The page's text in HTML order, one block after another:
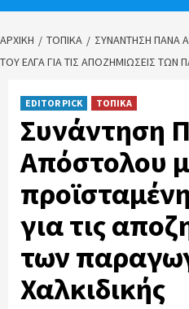
ΑΡΧΙΚΉ ΤΟΠΙΚΑ
ΣΥΝΆΝΤΗΣΗ ΠΆΝΑ
ΤΟΥ ΕΛΓΑ ΓΙΑ ΤΙΣ ΑΠΟΖΗΜΙΏΣΕΙΣ ΤΩΝ
EDITOR PICK ΤΟΠΙΚΑ
Συνάντηση
Απόστολου
για τις
των
Χαλκιδικής